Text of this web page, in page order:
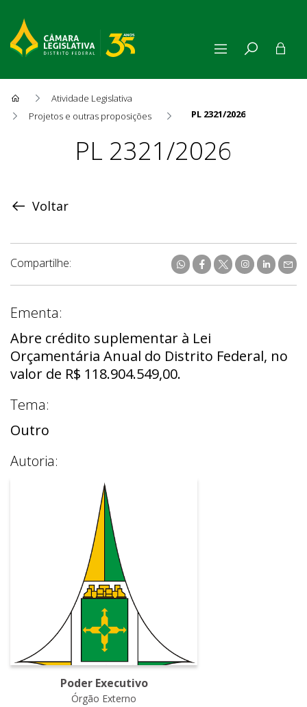
Atividade Legislativa
Projetos e outras proposições
PL 2321/2026
ProposiçãoPL 2321/2026
Voltar
Compartilhe:
Ementa:
Abre crédito suplementar à Lei
Orçamentária Anual do Distrito Federal, no
valor de R$ 118.904.549,00.
Tema:
Outro
Autoria:
Poder Executivo
Órgão Externo